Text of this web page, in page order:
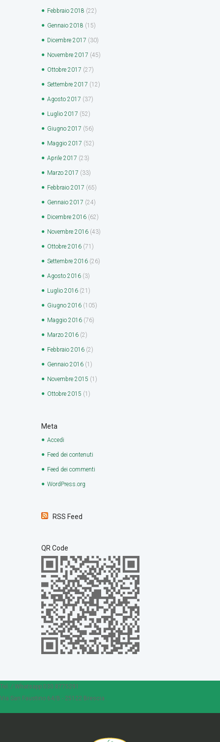
Febbraio 2018 (22)
Gennaio 2018 (15)
Dicembre 2017 (30)
Novembre 2017 (45)
Ottobre 2017 (27)
Settembre 2017 (12)
Agosto 2017 (37)
Luglio 2017 (52)
Giugno 2017 (56)
Maggio 2017 (52)
Aprile 2017 (23)
Marzo 2017 (33)
Febbraio 2017 (65)
Gennaio 2017 (24)
Dicembre 2016 (62)
Novembre 2016 (43)
Ottobre 2016 (71)
Settembre 2016 (26)
Agosto 2016 (3)
Luglio 2016 (21)
Giugno 2016 (105)
Maggio 2016 (76)
Marzo 2016 (2)
Febbraio 2016 (2)
Gennaio 2016 (1)
Novembre 2015 (1)
Ottobre 2015 (1)
Meta
Accedi
Feed dei contenuti
Feed dei commenti
WordPress.org
RSS Feed
QR Code
Tel. / Whatsapp 030 8775291
Via San Faustino 64/B - 25122 Brescia